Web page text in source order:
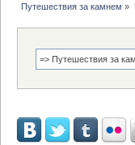
Путешествия за камнем »